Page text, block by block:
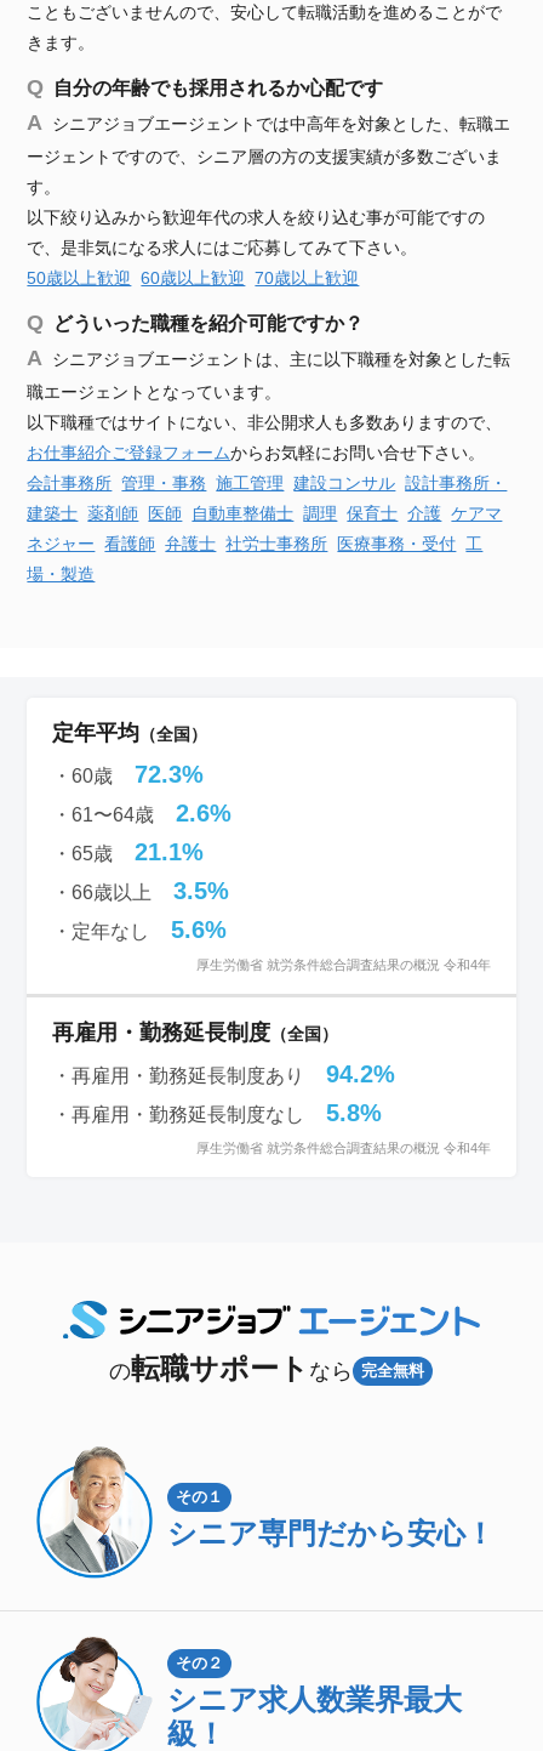
こともございませんので、安心して転職活動を進めることがで
きます。
自分の年齢でも採用されるか心配です
シニアジョブエージェントでは中高年を対象とした、転職エ
ージェントですので、シニア層の方の支援実績が多数ございま
す。
以下絞り込みから歓迎年代の求人を絞り込む事が可能ですの
で、是非気になる求人にはご応募してみて下さい。
50歳以上歓迎 60歳以上歓迎 70歳以上歓迎
どういった職種を紹介可能ですか？
シニアジョブエージェントは、主に以下職種を対象とした転
職エージェントとなっています。
以下職種ではサイトにない、非公開求人も多数ありますので、
お仕事紹介ご登録フォームからお気軽にお問い合せ下さい。
会計事務所 管理・事務 施工管理 建設コンサル 設計事務所・
建築士 薬剤師 医師 自動車整備士 調理 保育士 介護 ケアマ
ネジャー 看護師 弁護士 社労士事務所 医療事務・受付 工
場・製造
定年平均 （全国）
・60歳 72.3%
・61〜64歳 2.6%
・65歳 21.1%
・66歳以上 3.5%
・定年なし 5.6%
厚生労働省 就労条件総合調査結果の概況 令和4年
再雇用・勤務延長制度（全国）
・再雇用・勤務延長制度あり 94.2%
・再雇用・勤務延長制度なし 5.8%
厚生労働省 就労条件総合調査結果の概況 令和4年
の転職サポート なら 完全無料
その１
シニア専門だから安心！
その２
シニア求人数業界最大
級！